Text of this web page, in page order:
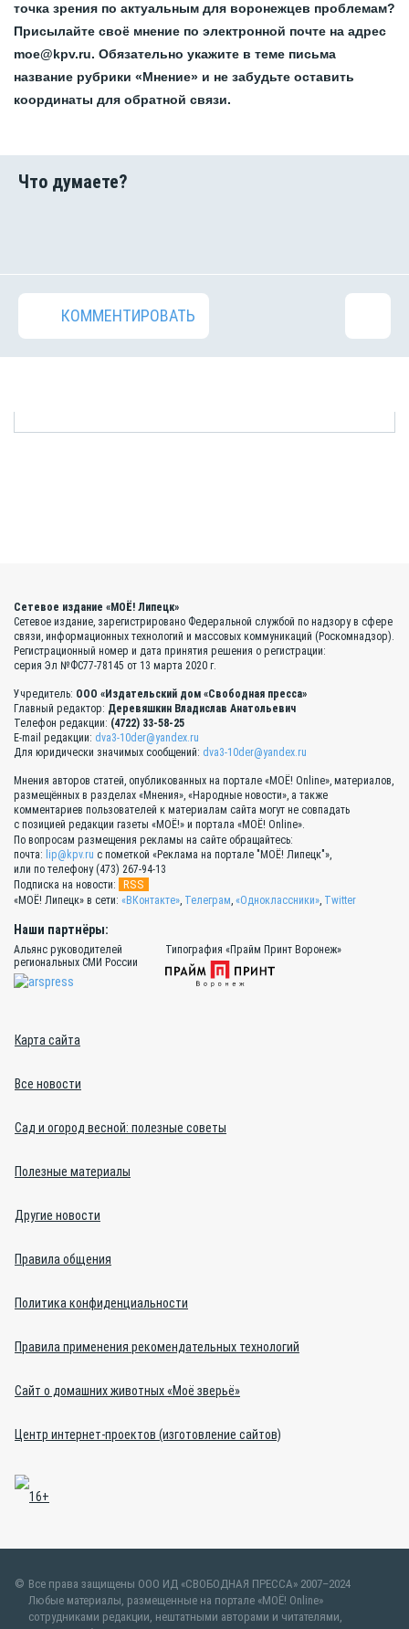
точка зрения по актуальным для воронежцев проблемам?
Присылайте своё мнение по электронной почте на адрес
moe@kpv.ru. Обязательно укажите в теме письма
название рубрики «Мнение» и не забудьте оставить
координаты для обратной связи.
КОММЕНТИРОВАТЬ
Сетевое издание «МОЁ! Липецк»
Сетевое издание, зарегистрировано Федеральной службой по надзору в сфере
связи, информационных технологий и массовых коммуникаций (Роскомнадзор).
Регистрационный номер и дата принятия решения о регистрации:
серия Эл №ФС77-78145 от 13 марта 2020 г.
Учредитель: ООО «Издательский дом «Свободная пресса»
Главный редактор: Деревяшкин Владислав Анатольевич
Телефон редакции: (4722) 33-58-25
E-mail редакции: dva3-10der@yandex.ru
Для юридически значимых сообщений: dva3-10der@yandex.ru
Мнения авторов статей, опубликованных на портале «МОЁ! Online», материалов,
размещённых в разделах «Мнения», «Народные новости», а также
комментариев пользователей к материалам сайта могут не совпадать
с позицией редакции газеты «МОЁ!» и портала «МОЁ! Online».
По вопросам размещения рекламы на сайте обращайтесь:
почта: lip@kpv.ru с пометкой «Реклама на портале "МОЁ! Липецк"»,
или по телефону (473) 267-94-13
Подписка на новости:
RSS
«МОЁ! Липецк» в сети: «ВКонтакте», Телеграм, «Одноклассники», Twitter
Наши партнёры:
Альянс руководителей
региональных СМИ России
Типография «Прайм Принт Воронеж»
Карта сайта
Все новости
Сад и огород весной: полезные советы
Полезные материалы
Другие новости
Правила общения
Политика конфиденциальности
Правила применения рекомендательных технологий
Сайт о домашних животных «Моё зверьё»
Центр интернет-проектов (изготовление сайтов)
Все права защищены ООО ИД «СВОБОДНАЯ ПРЕССА» 2007–2024
Любые материалы, размещенные на портале «МОЁ! Online»
сотрудниками редакции, нештатными авторами и читателями,